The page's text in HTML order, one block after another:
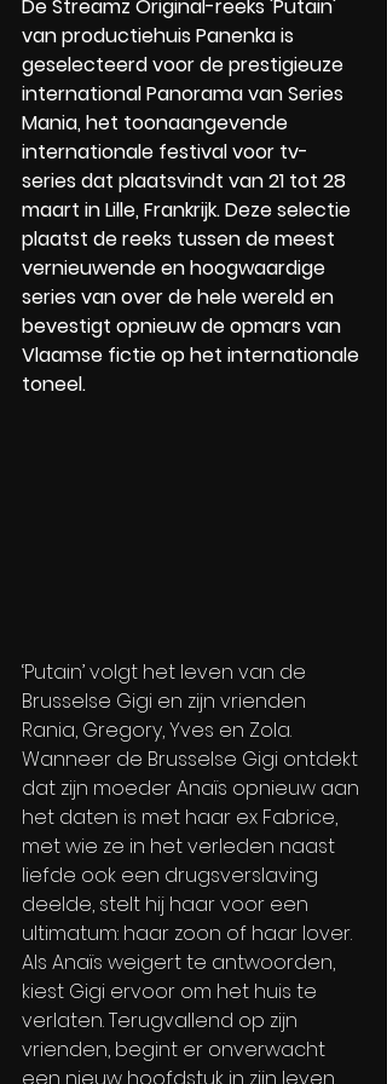
De Streamz Original-reeks 'Putain'
van productiehuis Panenka is
geselecteerd voor de prestigieuze
international Panorama van Series
Mania, het toonaangevende
internationale festival voor tv-
series dat plaatsvindt van 21 tot 28
maart in Lille, Frankrijk. Deze selectie
plaatst de reeks tussen de meest
vernieuwende en hoogwaardige
series van over de hele wereld en
bevestigt opnieuw de opmars van
Vlaamse fictie op het internationale
toneel.
‘Putain’ volgt het leven van de
Brusselse Gigi en zijn vrienden
Rania, Gregory, Yves en Zola.
Wanneer de Brusselse Gigi ontdekt
dat zijn moeder Anaïs opnieuw aan
het daten is met haar ex Fabrice,
met wie ze in het verleden naast
liefde ook een drugsverslaving
deelde, stelt hij haar voor een
ultimatum: haar zoon of haar lover.
Als Anaïs weigert te antwoorden,
kiest Gigi ervoor om het huis te
verlaten. Terugvallend op zijn
vrienden, begint er onverwacht